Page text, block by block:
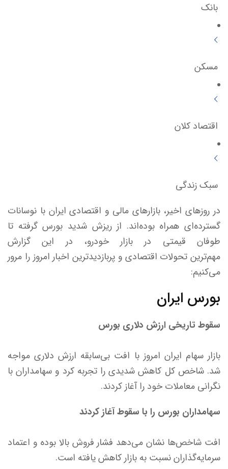
بانک
مسکن
اقتصاد کلان
سبک زندگی
در روزهای اخیر، بازارهای مالی و اقتصادی ایران با نوسانات
گسترده‌ای همراه بوده‌اند. از ریزش شدید بورس گرفته تا
طوفان قیمتی در بازار خودرو، در این گزارش
مهم‌ترین تحولات اقتصادی و پربازدیدترین اخبار امروز را مرور
می‌کنیم:
بورس ایران
سقوط تاریخی ارزش دلاری بورس
بازار سهام ایران امروز با افت بی‌سابقه ارزش دلاری مواجه
شد. شاخص کل کاهش شدیدی را تجربه کرد و سهامداران با
نگرانی معاملات خود را آغاز کردند.
سهامداران بورس را با سقوط آغاز کردند
افت شاخص‌ها نشان می‌دهد فشار فروش بالا بوده و اعتماد
سرمایه‌گذاران نسبت به بازار کاهش یافته است.